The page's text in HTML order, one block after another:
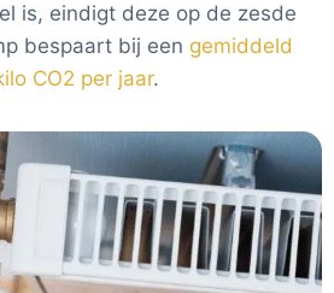
is, eindigt deze op de zesde
bespaart bij een gemiddeld
CO2 per jaar.